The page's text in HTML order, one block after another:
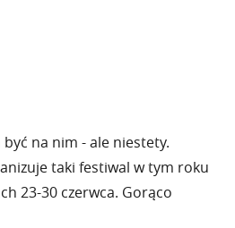
na nim - ale niestety.
taki festiwal w tym roku
23-30 czerwca. Gorąco